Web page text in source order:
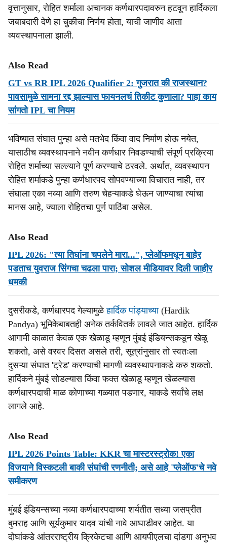
वृत्तानुसार, रोहित शर्माला अचानक कर्णधारपदावरुन हटवून हार्दिकला
जबाबदारी देणे हा चुकीचा निर्णय होता, याची जाणीव आता
व्यवस्थापनाला झाली.
Also Read
GT vs RR IPL 2026 Qualifier 2: गुजरात की राजस्थान?
पावसामुळे सामना रद्द झाल्यास फायनलचं तिकीट कुणाला? पाहा काय
सांगतो IPL चा नियम
भविष्यात संघात पुन्हा असे मतभेद किंवा वाद निर्माण होऊ नयेत,
यासाठीच व्यवस्थापनाने नवीन कर्णधार निवडण्याची संपूर्ण प्रक्रिया
रोहित शर्माच्या सल्ल्याने पूर्ण करण्याचे ठरवले. अर्थात, व्यवस्थापन
रोहित शर्माकडे पुन्हा कर्णधारपद सोपवण्याच्या विचारात नाही, तर
संघाला एका नव्या आणि तरुण चेहऱ्याकडे घेऊन जाण्याचा त्यांचा
मानस आहे, ज्याला रोहितचा पूर्ण पाठिंबा असेल.
Also Read
IPL 2026: "त्या तिघांना चपलेने मारा...", प्लेऑफमधून बाहेर
पडताच युवराज सिंगचा चढला पारा; सोशल मीडियावर दिली जाहीर
धमकी
दुसरीकडे, कर्णधारपद गेल्यामुळेहार्दिक पांड्याच्या(Hardik
Pandya) भूमिकेबाबतही अनेक तर्कवितर्क लावले जात आहेत. हार्दिक
आगामी काळात केवळ एक खेळाडू म्हणून मुंबई इंडियन्सकडून खेळू
शकतो, असे वरवर दिसत असले तरी, सूत्रांनुसार तो स्वतःला
दुसऱ्या संघात 'ट्रेड' करण्याची मागणी व्यवस्थापनाकडे करु शकतो.
हार्दिकने मुंबई सोडल्यास किंवा फक्त खेळाडू म्हणून खेळल्यास
कर्णधारपदाची माळ कोणाच्या गळ्यात पडणार, याकडे सर्वांचे लक्ष
लागले आहे.
Also Read
IPL 2026 Points Table: KKR चा मास्टरस्ट्रोक! एका
विजयाने विस्कटली बाकी संघांची रणनीती; असे आहे 'प्लेऑफ'चे नवे
समीकरण
मुंबई इंडियन्सच्या नव्या कर्णधारपदाच्या शर्यतीत सध्या जसप्रीत
बुमराह आणि सूर्यकुमार यादव यांची नावे आघाडीवर आहेत. या
दोघांकडे आंतरराष्ट्रीय क्रिकेटचा आणि आयपीएलचा दांडगा अनुभव